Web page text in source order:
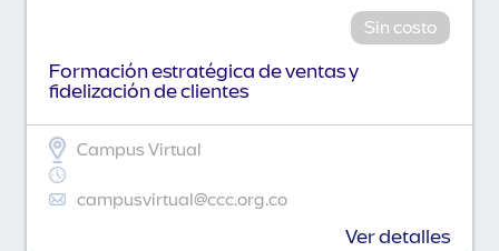
Sin costo
Formación estratégica de ventas y
fidelización de clientes
Campus Virtual
campusvirtual@ccc.org.co
Ver detalles